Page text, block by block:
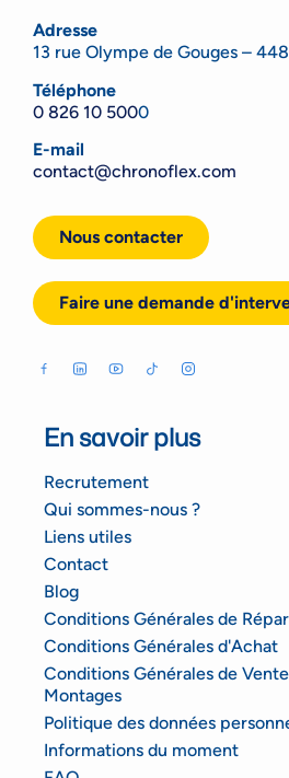
Adresse
13 rue Olympe de Gouges –
Téléphone
0 826 10 5000
E-mail
contact@chronoflex.com
Nous contacter
Faire une demande
En savoir plus
Recrutement
Qui sommes-nous ?
Liens utiles
Contact
Blog
Conditions Générales de
Conditions Générales d'Achat
Conditions Générales de
Montages
Politique des données
Informations du moment